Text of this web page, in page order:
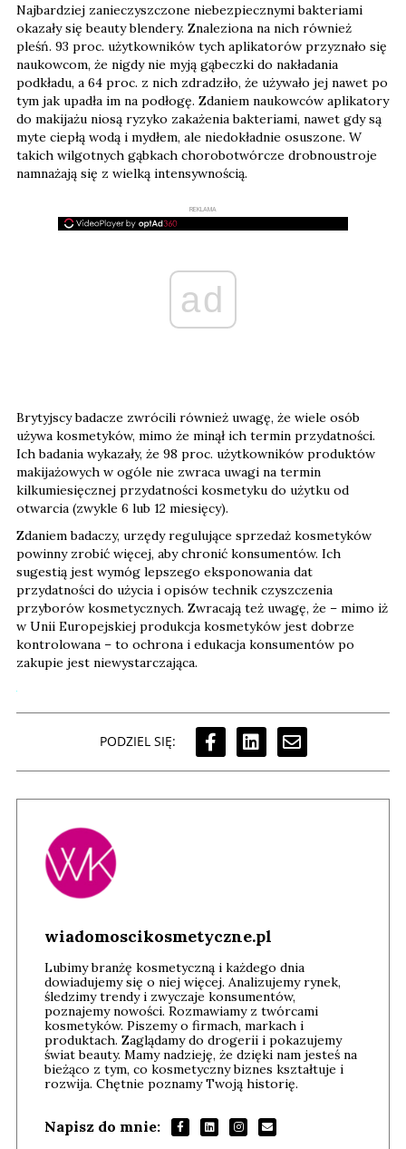
Najbardziej zanieczyszczone niebezpiecznymi bakteriami
okazały się beauty blendery. Znaleziona na nich również
pleśń. 93 proc. użytkowników tych aplikatorów przyznało się
naukowcom, że nigdy nie myją gąbeczki do nakładania
podkładu, a 64 proc. z nich zdradziło, że używało jej nawet po
tym jak upadła im na podłogę. Zdaniem naukowców aplikatory
do makijażu niosą ryzyko zakażenia bakteriami, nawet gdy są
myte ciepłą wodą i mydłem, ale niedokładnie osuszone. W
takich wilgotnych gąbkach chorobotwórcze drobnoustroje
namnażają się z wielką intensywnością.
REKLAMA
ad
Brytyjscy badacze zwrócili również uwagę, że wiele osób
używa kosmetyków, mimo że minął ich termin przydatności.
Ich badania wykazały, że 98 proc. użytkowników produktów
makijażowych w ogóle nie zwraca uwagi na termin
kilkumiesięcznej przydatności kosmetyku do użytku od
otwarcia (zwykle 6 lub 12 miesięcy).
Zdaniem badaczy, urzędy regulujące sprzedaż kosmetyków
powinny zrobić więcej, aby chronić konsumentów. Ich
sugestią jest wymóg lepszego eksponowania dat
przydatności do użycia i opisów technik czyszczenia
przyborów kosmetycznych. Zwracają też uwagę, że – mimo iż
w Unii Europejskiej produkcja kosmetyków jest dobrze
kontrolowana – to ochrona i edukacja konsumentów po
zakupie jest niewystarczająca.
PODZIEL SIĘ:
wiadomoscikosmetyczne.pl
Lubimy branżę kosmetyczną i każdego dnia
dowiadujemy się o niej więcej. Analizujemy rynek,
śledzimy trendy i zwyczaje konsumentów,
poznajemy nowości. Rozmawiamy z twórcami
kosmetyków. Piszemy o firmach, markach i
produktach. Zaglądamy do drogerii i pokazujemy
świat beauty. Mamy nadzieję, że dzięki nam jesteś na
bieżąco z tym, co kosmetyczny biznes kształtuje i
rozwija. Chętnie poznamy Twoją historię.
Napisz do mnie: